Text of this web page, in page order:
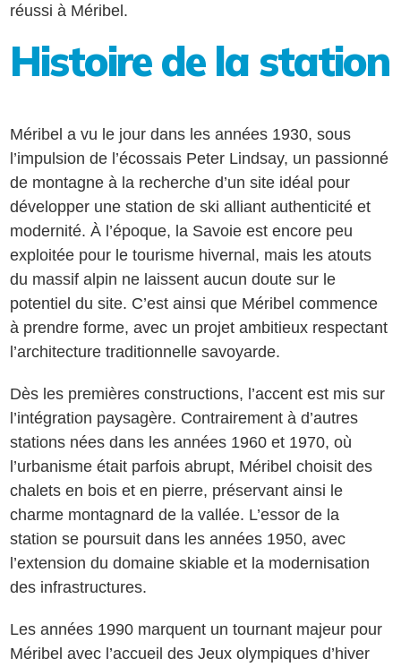
réussi à Méribel.
Histoire de la station
Méribel a vu le jour dans les années 1930, sous
l’impulsion de l’écossais Peter Lindsay, un passionné
de montagne à la recherche d’un site idéal pour
développer une station de ski alliant authenticité et
modernité. À l’époque, la Savoie est encore peu
exploitée pour le tourisme hivernal, mais les atouts
du massif alpin ne laissent aucun doute sur le
potentiel du site. C’est ainsi que Méribel commence
à prendre forme, avec un projet ambitieux respectant
l’architecture traditionnelle savoyarde.
Dès les premières constructions, l’accent est mis sur
l’intégration paysagère. Contrairement à d’autres
stations nées dans les années 1960 et 1970, où
l’urbanisme était parfois abrupt, Méribel choisit des
chalets en bois et en pierre, préservant ainsi le
charme montagnard de la vallée. L’essor de la
station se poursuit dans les années 1950, avec
l’extension du domaine skiable et la modernisation
des infrastructures.
Les années 1990 marquent un tournant majeur pour
Méribel avec l’accueil des Jeux olympiques d’hiver